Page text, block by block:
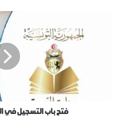
فتح باب التسجيل في